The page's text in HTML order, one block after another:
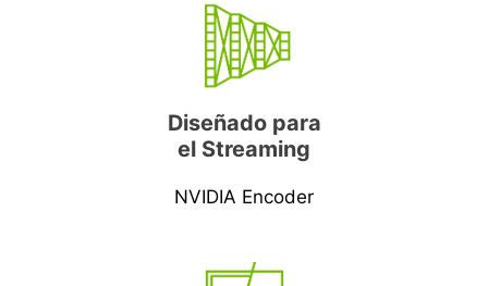
Diseñado para
el Streaming
NVIDIA Encoder